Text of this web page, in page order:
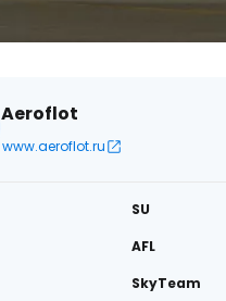
Aeroflot
www.aeroflot.ru
SU
AFL
SkyTeam